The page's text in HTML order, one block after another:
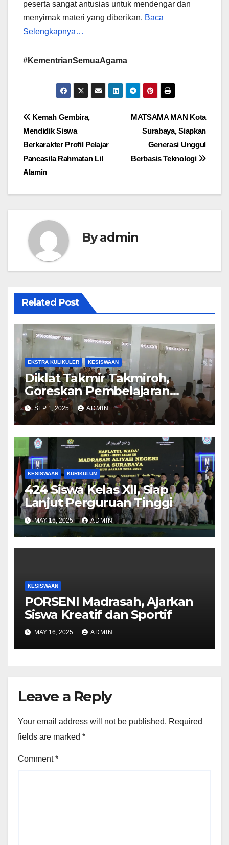
peserta sangat antusias untuk mendengar dan
menyimak materi yang diberikan. Baca
Selengkapnya…
#KementrianSemuaAgama
Post
navigation
MATSAMA MAN Kota
Surabaya, Siapkan
Generasi Unggul
Berbasis Teknologi
Kemah Gembira,
Mendidik Siswa
Berkarakter Profil Pelajar
Pancasila Rahmatan Lil
Alamin
Byadmin
Related Post
EKSTRA KULIKULER KESISWAAN
Diklat Takmir Takmiroh,
Goreskan Pembelajaran
Mendalam dan Bermakna
SEP 1, 2025 ADMIN
KESISWAAN KURIKULUM
424 Siswa Kelas XII, Siap
Lanjut Perguruan Tinggi
MAY 16, 2025 ADMIN
KESISWAAN
PORSENI Madrasah, Ajarkan
Siswa Kreatif dan Sportif
MAY 16, 2025 ADMIN
Leave a Reply
Your email address will not be published. Required
fields are marked *
Comment*